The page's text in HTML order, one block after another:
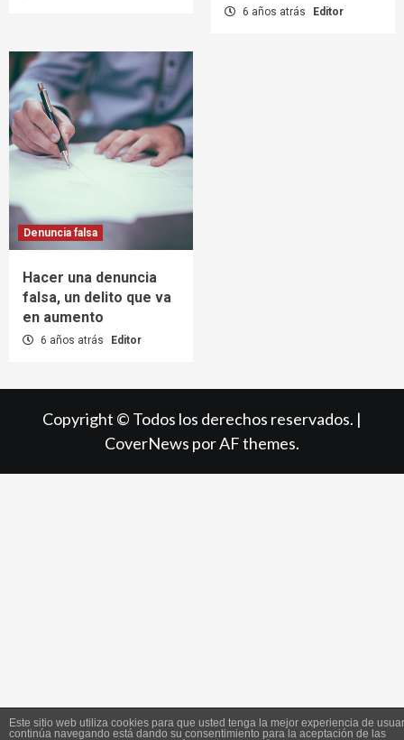
6 años atrás Editor
Denuncia falsa
Hacer una denuncia
falsa, un delito que va
en aumento
6 años atrás Editor
Copyright © Todos los derechos reservados. |
CoverNews por AF themes.
Este sitio web utiliza cookies para que usted tenga la mejor experiencia de
continúa navegando está dando su consentimiento para la aceptación de las